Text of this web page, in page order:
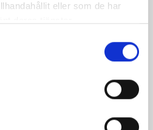
eller som de har